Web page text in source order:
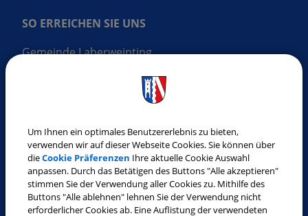
SO ERREICHEN SIE UNS
Gemeinde Laberweinting
Fax: 08772 9619-30
E-Mail:gemeinde@laberweinting.de
Web:www.laberweinting.de
Um Ihnen ein optimales Benutzererlebnis zu bieten,
verwenden wir auf dieser Webseite Cookies. Sie können über
dieCookie Präferenzen Ihre aktuelle Cookie Auswahl
anpassen. Durch das Betätigen des Buttons "Alle akzeptieren"
stimmen Sie der Verwendung aller Cookies zu. Mithilfe des
Buttons "Alle ablehnen" lehnen Sie der Verwendung nicht
erforderlicher Cookies ab. Eine Auflistung der verwendeten